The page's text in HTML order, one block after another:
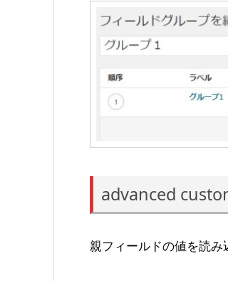
advanced
親フィールドの値を読み